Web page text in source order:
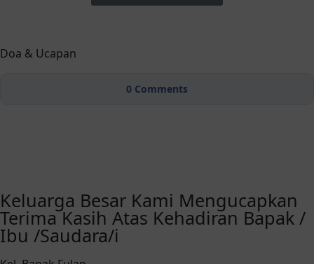
Doa & Ucapan
0 Comments
Keluarga Besar Kami Mengucapkan
Terima Kasih Atas Kehadiran Bapak /
Ibu /Saudara/i